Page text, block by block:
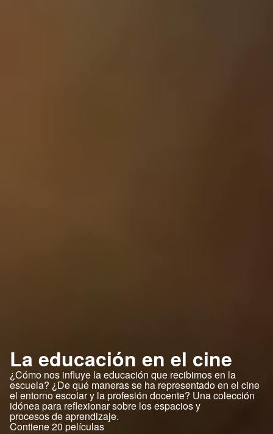
La educación en el cine
¿Cómo nos influye la educación que recibimos en la
escuela? ¿De qué maneras se ha representado en el cine
el entorno escolar y la profesión docente? Una colección
idónea para reflexionar sobre los espacios y
procesos de aprendizaje.
Contiene 20 películas